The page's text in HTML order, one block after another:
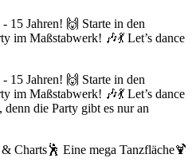
15 Jahren! 🙌 Starte in den
im Maßstabwerk! 🎶💃 Let’s dance
15 Jahren! 🙌 Starte in den
im Maßstabwerk! 🎶💃 Let’s dance
die Party gibt es nur an
Charts🕺 Eine mega Tanzfläche🍹